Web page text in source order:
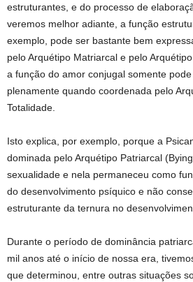
estruturantes, e do processo de
veremos melhor adiante, a função
exemplo, pode ser bastante bem
pelo Arquétipo Matriarcal e pelo
a função do amor conjugal somente
plenamente quando coordenada pelo
Totalidade.
Isto explica, por exemplo, porque a
dominada pelo Arquétipo Patriarcal
sexualidade e nela permaneceu como
do desenvolvimento psíquico e não
estruturante da ternura no
Durante o período de dominância
mil anos até o início de nossa era,
que determinou, entre outras situações